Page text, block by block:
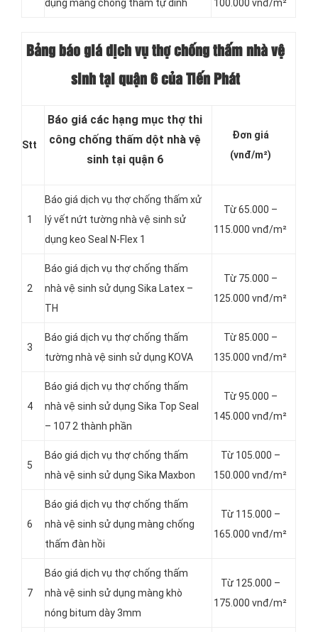
dụng màng chống thấm tự dính
100.000 vnđ/m²
Bảng báo giá dịch vụ thợ chống thấm nhà vệ
sinh tại quận 6 của Tiến Phát
Stt
Báo giá các hạng mục thợ thi
công chống thấm dột nhà vệ
sinh tại quận 6
Đơn giá
(vnđ/m²)
1
Báo giá dịch vụ thợ chống thấm xử
lý vết nứt tường nhà vệ sinh sử
dụng keo Seal N-Flex 1
Từ 65.000 –
115.000 vnđ/m²
2
Báo giá dịch vụ thợ chống thấm
nhà vệ sinh sử dụng Sika Latex –
TH
Từ 75.000 –
125.000 vnđ/m²
3
Báo giá dịch vụ thợ chống thấm
tường nhà vệ sinh sử dụng KOVA
Từ 85.000 –
135.000 vnđ/m²
4
Báo giá dịch vụ thợ chống thấm
nhà vệ sinh sử dụng Sika Top Seal
– 107 2 thành phần
Từ 95.000 –
145.000 vnđ/m²
5
Báo giá dịch vụ thợ chống thấm
nhà vệ sinh sử dụng Sika Maxbon
Từ 105.000 –
150.000 vnđ/m²
6
Báo giá dịch vụ thợ chống thấm
nhà vệ sinh sử dụng màng chống
thấm đàn hồi
Từ 115.000 –
165.000 vnđ/m²
7
Báo giá dịch vụ thợ chống thấm
nhà vệ sinh sử dụng màng khò
nóng bitum dày 3mm
Từ 125.000 –
175.000 vnđ/m²